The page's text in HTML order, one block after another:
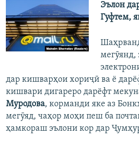
Эълон
Гуфтем,
мегӯянд,
дар кишварҳои хориҷӣ ва ё
кишвари дигареро дарёфт
Муродова, корманди яке аз
мегӯяд, чаҳор моҳи пеш ба
ҳамкораш эълони кор дар